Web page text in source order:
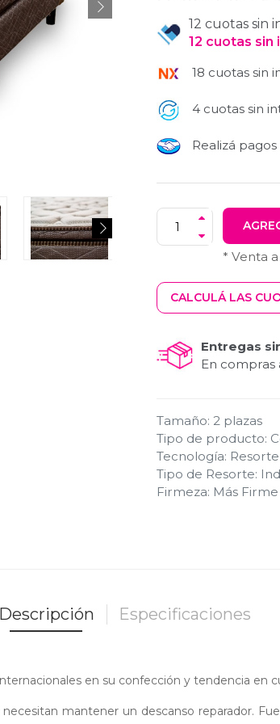
12 cuotas sin
12 cuotas sin
18 cuotas sin
4 cuotas sin
Realizá
* Venta
CALCULÁ LAS
Entregas
En compras
Tamaño: 2 plazas
Tipo de producto:
Tecnología: Resorte
Tipo de Resorte:
Firmeza: Más Firme
Descripción Especificaciones
en su confección y tendencia en
mantener un descanso reparador.